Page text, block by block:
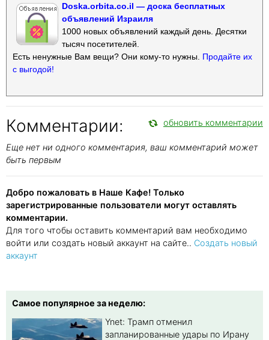
Doska.orbita.co.il — доска бесплатных
объявлений Израиля
1000 новых объявлений каждый день. Десятки
тысяч посетителей.
Есть ненужные Вам вещи? Они кому-то нужны. Продайте их
с выгодой!
Комментарии: обновить комментарии
Еще нет ни одного комментария, ваш комментарий может
быть первым
Добро пожаловать в Наше Кафе! Только
зарегистрированные пользователи могут оставлять
комментарии.
Для того чтобы оставить комментарий вам необходимо
войти или создать новый аккаунт на сайте.. Создать новый
аккаунт
Самое популярное за неделю:
Ynet: Трамп отменил
запланированные удары по Ирану